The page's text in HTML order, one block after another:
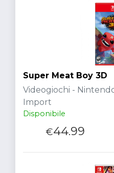
Super Meat Boy 3D
Videogiochi -
Import
Disponibile
€44.99